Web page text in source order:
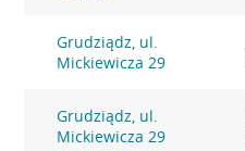
Grudziądz, ul.
Mickiewicza 29
Grudziądz, ul.
Mickiewicza 29